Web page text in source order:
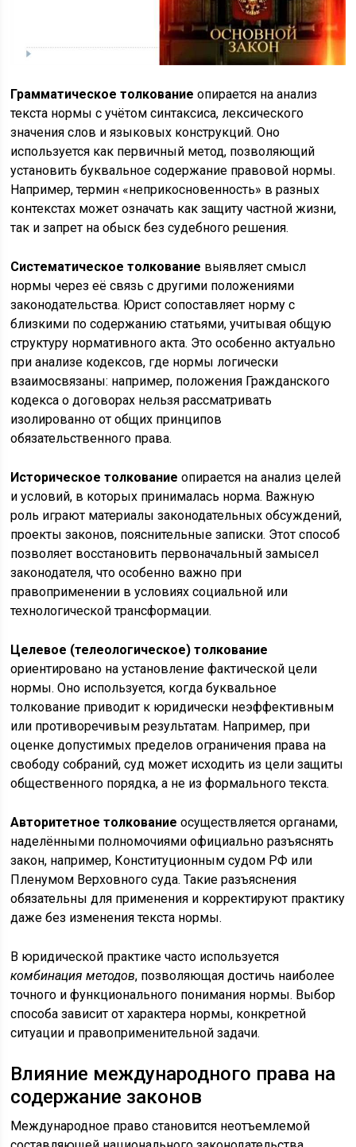
Грамматическое толкование опирается на анализ
текста нормы с учётом синтаксиса, лексического
значения слов и языковых конструкций. Оно
используется как первичный метод, позволяющий
установить буквальное содержание правовой нормы.
Например, термин «неприкосновенность» в разных
контекстах может означать как защиту частной жизни,
так и запрет на обыск без судебного решения.
Систематическое толкование выявляет смысл
нормы через её связь с другими положениями
законодательства. Юрист сопоставляет норму с
близкими по содержанию статьями, учитывая общую
структуру нормативного акта. Это особенно актуально
при анализе кодексов, где нормы логически
взаимосвязаны: например, положения Гражданского
кодекса о договорах нельзя рассматривать
изолированно от общих принципов
обязательственного права.
Историческое толкование опирается на анализ целей
и условий, в которых принималась норма. Важную
роль играют материалы законодательных обсуждений,
проекты законов, пояснительные записки. Этот способ
позволяет восстановить первоначальный замысел
законодателя, что особенно важно при
правоприменении в условиях социальной или
технологической трансформации.
Целевое (телеологическое) толкование
ориентировано на установление фактической цели
нормы. Оно используется, когда буквальное
толкование приводит к юридически неэффективным
или противоречивым результатам. Например, при
оценке допустимых пределов ограничения права на
свободу собраний, суд может исходить из цели защиты
общественного порядка, а не из формального текста.
Авторитетное толкование осуществляется органами,
наделёнными полномочиями официально разъяснять
закон, например, Конституционным судом РФ или
Пленумом Верховного суда. Такие разъяснения
обязательны для применения и корректируют практику
даже без изменения текста нормы.
В юридической практике часто используется
комбинация методов, позволяющая достичь наиболее
точного и функционального понимания нормы. Выбор
способа зависит от характера нормы, конкретной
ситуации и правоприменительной задачи.
Влияние международного права на
содержание законов
Международное право становится неотъемлемой